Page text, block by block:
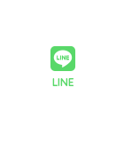
LINE